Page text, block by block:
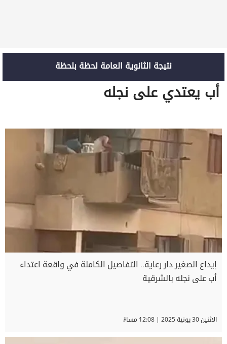
نتيجة الثانوية العامة لحظة بلحظة
أب يعتدي على نجله
إيداع الصغير دار رعاية.. التفاصيل الكاملة في واقعة اعتداء
أب على نجله بالشرقية
الاثنين 30 يونية 2025 | 12:08 مساءً